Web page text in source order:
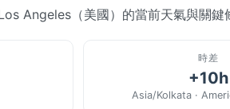
Angeles（美國）的當前天氣與關鍵
時差
+10h
Asia/Kolkata ·